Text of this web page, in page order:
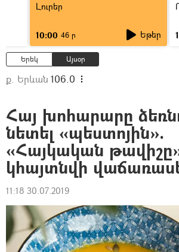
Լուրեր
10:00 46 ր Եթեր
Երեկ Այսօր
ք. Երևան 106.0
Հայ խոհարարը
նետել «պեստոյին».
«Հայկական
կհայտնվի
11:18 30.07.2019